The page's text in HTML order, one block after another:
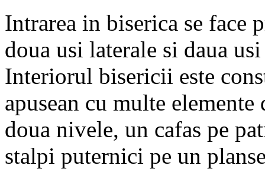
Intrarea in biserica se face
doua usi laterale si daua
Interiorul bisericii este
apusean cu multe
doua nivele, un cafas pe
stalpi puternici pe un